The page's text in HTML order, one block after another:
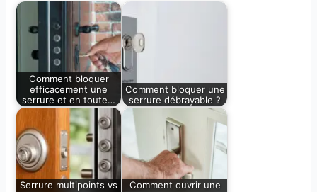
Comment bloquer
efficacement une
serrure et en toute…
Comment bloquer une
serrure débrayable ?
Serrure multipoints vs
Comment ouvrir une